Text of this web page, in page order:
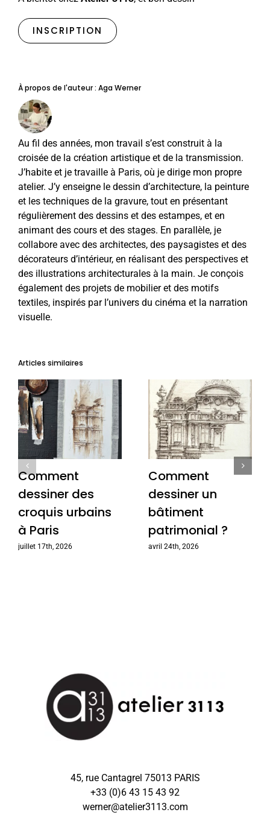
INSCRIPTION
À propos de l'auteur : Aga Werner
Au fil des années, mon travail s’est construit à la
croisée de la création artistique et de la transmission.
J’habite et je travaille à Paris, où je dirige mon propre
atelier. J’y enseigne le dessin d’architecture, la peinture
et les techniques de la gravure, tout en présentant
régulièrement des dessins et des estampes, et en
animant des cours et des stages. En parallèle, je
collabore avec des architectes, des paysagistes et des
décorateurs d’intérieur, en réalisant des perspectives et
des illustrations architecturales à la main. Je conçois
également des projets de mobilier et des motifs
textiles, inspirés par l’univers du cinéma et la narration
visuelle.
Articles similaires
Comment
dessiner des
croquis urbains
à Paris
juillet 17th, 2026
Comment
dessiner un
bâtiment
patrimonial ?
avril 24th, 2026
45, rue Cantagrel 75013 PARIS
+33 (0)6 43 15 43 92
werner@atelier3113.com